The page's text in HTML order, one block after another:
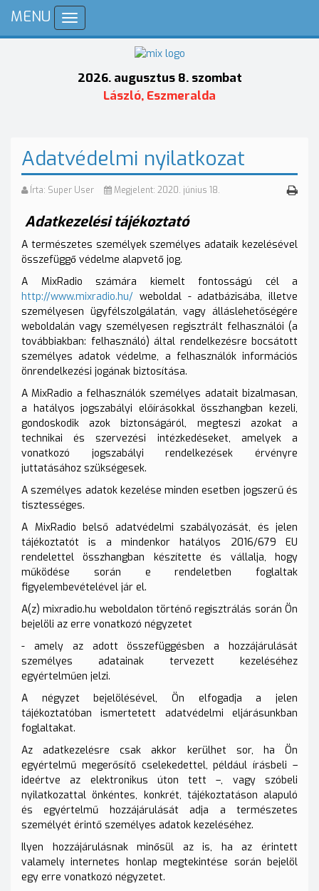
2026. augusztus 8. szombat
László, Eszmeralda
MENU
Toggle
navigation
Adatvédelmi nyilatkozat
Írta: Super User Megjelent: 2020. június 18.
Adatkezelési tájékoztató
A természetes személyek személyes adataik kezelésével
összefüggő védelme alapvető jog.
A MixRadio számára kiemelt fontosságú cél a
http://www.mixradio.hu/ weboldal - adatbázisába, illetve
személyesen ügyfélszolgálatán, vagy álláslehetőségére
weboldalán vagy személyesen regisztrált felhasználói (a
továbbiakban: felhasználó) által rendelkezésre bocsátott
személyes adatok védelme, a felhasználók információs
önrendelkezési jogának biztosítása.
A MixRadio a felhasználók személyes adatait bizalmasan,
a hatályos jogszabályi előírásokkal összhangban kezeli,
gondoskodik azok biztonságáról, megteszi azokat a
technikai és szervezési intézkedéseket, amelyek a
vonatkozó jogszabályi rendelkezések érvényre
juttatásához szükségesek.
A személyes adatok kezelése minden esetben jogszerű és
tisztességes.
A MixRadio belső adatvédelmi szabályozását, és jelen
tájékoztatót is a mindenkor hatályos 2016/679 EU
rendelettel összhangban készítette és vállalja, hogy
működése során e rendeletben foglaltak
figyelembevételével jár el.
A(z) mixradio.hu weboldalon történő regisztrálás során Ön
bejelöli az erre vonatkozó négyzetet
- amely az adott összefüggésben a hozzájárulását
személyes adatainak tervezett kezeléséhez
egyértelműen jelzi.
A négyzet bejelölésével, Ön elfogadja a jelen
tájékoztatóban ismertetett adatvédelmi eljárásunkban
foglaltakat.
Az adatkezelésre csak akkor kerülhet sor, ha Ön
egyértelmű megerősítő cselekedettel, például írásbeli –
ideértve az elektronikus úton tett –, vagy szóbeli
nyilatkozattal önkéntes, konkrét, tájékoztatáson alapuló
és egyértelmű hozzájárulását adja a természetes
személyét érintő személyes adatok kezeléséhez.
Ilyen hozzájárulásnak minősül az is, ha az érintett
valamely internetes honlap megtekintése során bejelöl
egy erre vonatkozó négyzetet.